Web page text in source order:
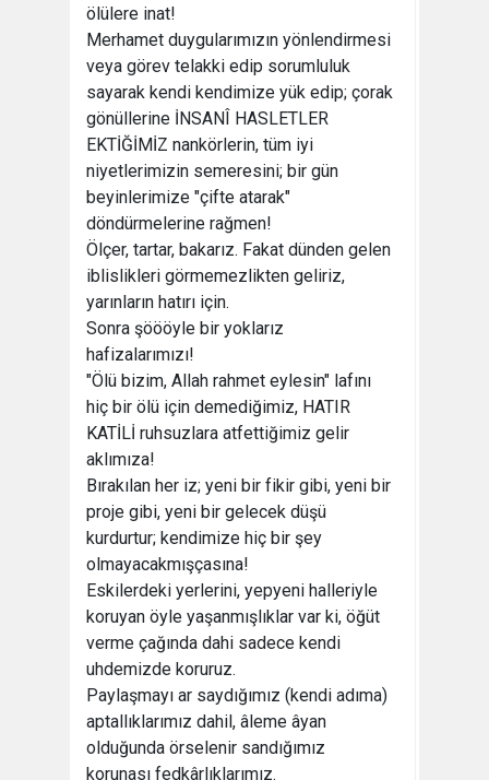
ölülere inat!
Merhamet duygularımızın yönlendirmesi
veya görev telakki edip sorumluluk
sayarak kendi kendimize yük edip; çorak
gönüllerine İNSANÎ HASLETLER
EKTİĞİMİZ nankörlerin, tüm iyi
niyetlerimizin semeresini; bir gün
beyinlerimize "çifte atarak"
döndürmelerine rağmen!
Ölçer, tartar, bakarız. Fakat dünden gelen
iblislikleri görmemezlikten geliriz,
yarınların hatırı için.
Sonra şöööyle bir yoklarız
hafizalarımızı!
"Ölü bizim, Allah rahmet eylesin" lafını
hiç bir ölü için demediğimiz, HATIR
KATİLİ ruhsuzlara atfettiğimiz gelir
aklımıza!
Bırakılan her iz; yeni bir fikir gibi, yeni bir
proje gibi, yeni bir gelecek düşü
kurdurtur; kendimize hiç bir şey
olmayacakmışçasına!
Eskilerdeki yerlerini, yepyeni halleriyle
koruyan öyle yaşanmışlıklar var ki, öğüt
verme çağında dahi sadece kendi
uhdemizde koruruz.
Paylaşmayı ar saydığımız (kendi adıma)
aptallıklarımız dahil, âleme âyan
olduğunda örselenir sandığımız
korunası fedkârlıklarımız.